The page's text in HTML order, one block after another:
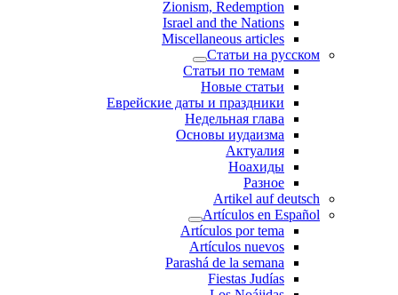
Zionism, Redemption
Israel and the Nations
Miscellaneous articles
Статьи на русском
Статьи по темам
Новые статьи
Еврейские даты и праздники
Недельная глава
Основы иудаизма
Актуалия
Ноахиды
Разное
Artikel auf deutsch
Artículos en Español
Artículos por tema
Artículos nuevos
Parashá de la semana
Fiestas Judías